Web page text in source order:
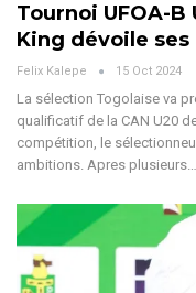
Tournoi UFOA-
King dévoile
Felix Kalepe 15 Oct 2024
La sélection Togolaise va
qualificatif de la CAN U20
compétition, le
ambitions. Apres plusieurs…